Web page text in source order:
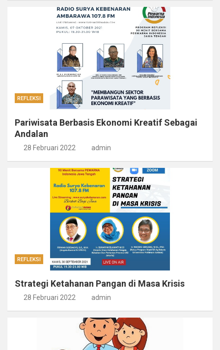
REFLEKSI
Pariwisata Berbasis Ekonomi Kreatif Sebagai
Andalan
28 Februari 2022 admin
REFLEKSI
Strategi Ketahanan Pangan di Masa Krisis
28 Februari 2022 admin